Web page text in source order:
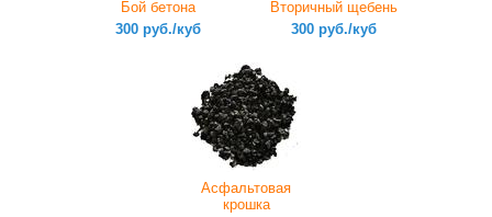
Бой бетона
300 руб./куб
Вторичный щебень
300 руб./куб
Асфальтовая
крошка